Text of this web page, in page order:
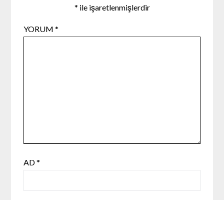
* ile işaretlenmişlerdir
YORUM*
AD*